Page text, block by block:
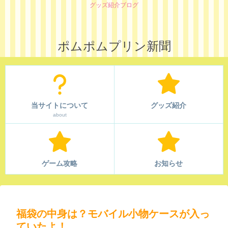
グッズ紹介ブログ
ポムポムプリン新聞
当サイトについて
about
グッズ紹介
ゲーム攻略 お知らせ
福袋の中身は？モバイル小物ケースが入っ